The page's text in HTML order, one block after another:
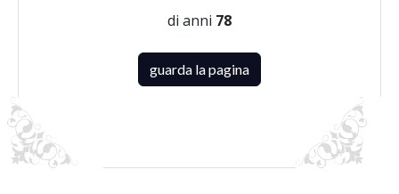
di anni 78
guarda la pagina